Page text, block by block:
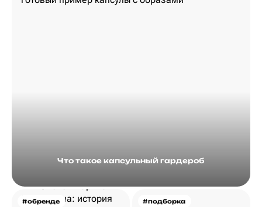
Что такое капсульный гардероб
#обренде #подборка